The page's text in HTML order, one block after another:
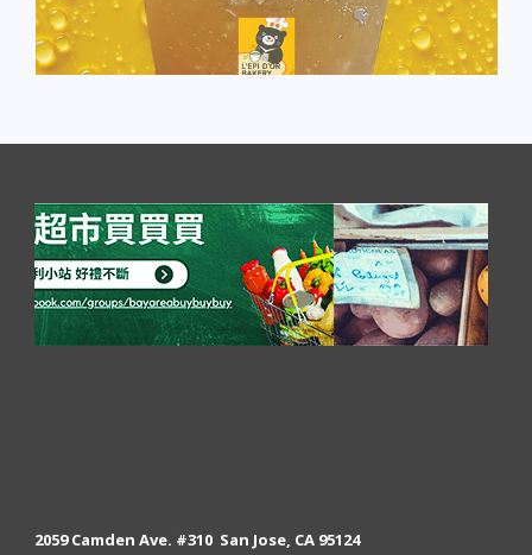
2059 Camden Ave. #310 San Jose, CA 95124